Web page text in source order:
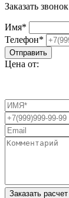
Заказать звонок
Имя*
Телефон*
Цена от: